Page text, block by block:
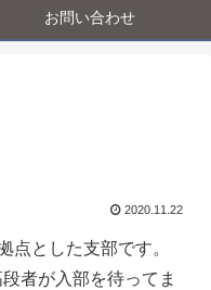
お問い合わせ
2020.11.22
点とした支部です。
者が入部を待ってま